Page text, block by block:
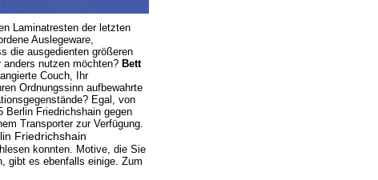
Laminatresten der letzten
Auslegeware,
die ausgedienten größeren
nutzen möchten? Bett
Couch, Ihr
Ordnungssinn aufbewahrte
Egal, von
Berlin Friedrichshain gegen
Transporter zur Verfügung.
Friedrichshain
konnten. Motive, die Sie
gibt es ebenfalls einige. Zum